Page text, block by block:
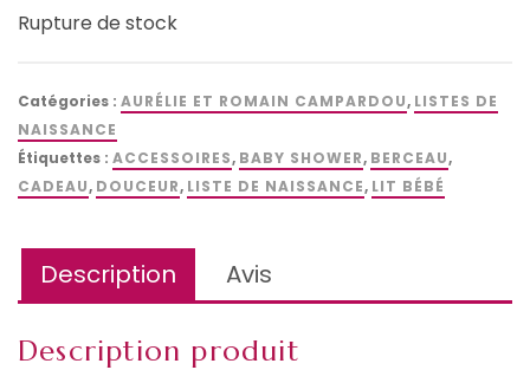
Rupture de stock
Catégories : AURÉLIE ET ROMAIN CAMPARDOU, LISTES DE
NAISSANCE
Étiquettes : ACCESSOIRES, BABY SHOWER, BERCEAU,
CADEAU, DOUCEUR, LISTE DE NAISSANCE, LIT BÉBÉ
Description Avis
Description produit